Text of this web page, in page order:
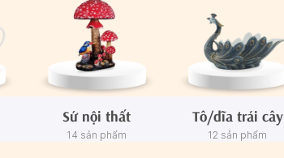
Sứ nội thất
14 sản phẩm
Tô/dĩa trái cây
12 sản phẩm